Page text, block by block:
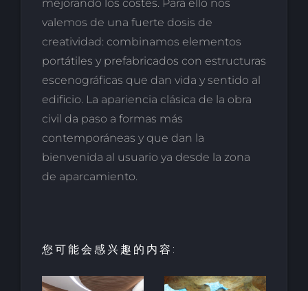
mejorando los costes. Para ello nos
valemos de una fuerte dosis de
creatividad: combinamos elementos
portátiles y prefabricados con estructuras
escenográficas que dan vida y sentido al
edificio. La apariencia clásica de la obra
civil da paso a formas más
contemporáneas y que dan la
bienvenida al usuario ya desde la zona
de aparcamiento.
您可能会感兴趣的内容: